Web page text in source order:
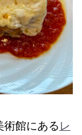
術館にあるレ